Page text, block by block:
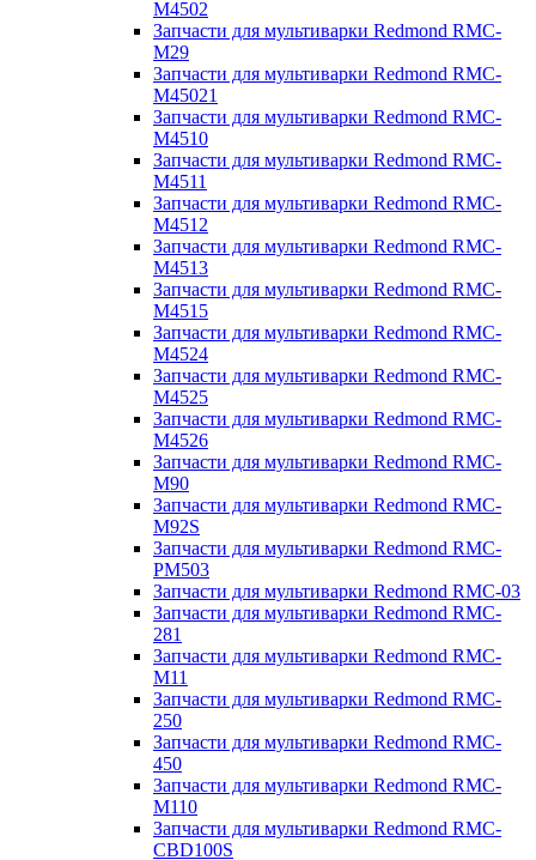
M4502
Запчасти для мультиварки Redmond RMC-
M29
Запчасти для мультиварки Redmond RMC-
M45021
Запчасти для мультиварки Redmond RMC-
M4510
Запчасти для мультиварки Redmond RMC-
M4511
Запчасти для мультиварки Redmond RMC-
M4512
Запчасти для мультиварки Redmond RMC-
M4513
Запчасти для мультиварки Redmond RMC-
M4515
Запчасти для мультиварки Redmond RMC-
M4524
Запчасти для мультиварки Redmond RMC-
M4525
Запчасти для мультиварки Redmond RMC-
M4526
Запчасти для мультиварки Redmond RMC-
M90
Запчасти для мультиварки Redmond RMC-
M92S
Запчасти для мультиварки Redmond RMC-
PM503
Запчасти для мультиварки Redmond RMC-03
Запчасти для мультиварки Redmond RMC-
281
Запчасти для мультиварки Redmond RMC-
M11
Запчасти для мультиварки Redmond RMC-
250
Запчасти для мультиварки Redmond RMC-
450
Запчасти для мультиварки Redmond RMC-
M110
Запчасти для мультиварки Redmond RMC-
CBD100S